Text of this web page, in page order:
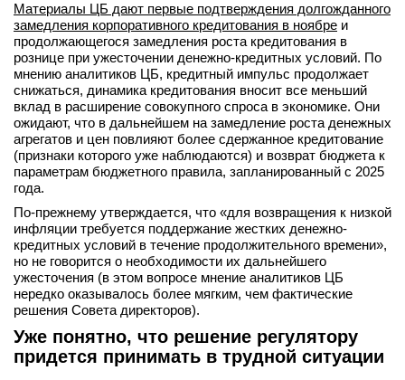
Материалы ЦБ дают первые подтверждения долгожданного
замедления корпоративного кредитования в ноябре и
продолжающегося замедления роста кредитования в
рознице при ужесточении денежно-кредитных условий. По
мнению аналитиков ЦБ, кредитный импульс продолжает
снижаться, динамика кредитования вносит все меньший
вклад в расширение совокупного спроса в экономике. Они
ожидают, что в дальнейшем на замедление роста денежных
агрегатов и цен повлияют более сдержанное кредитование
(признаки которого уже наблюдаются) и возврат бюджета к
параметрам бюджетного правила, запланированный с 2025
года.
По-прежнему утверждается, что «для возвращения к низкой
инфляции требуется поддержание жестких денежно-
кредитных условий в течение продолжительного времени»,
но не говорится о необходимости их дальнейшего
ужесточения (в этом вопросе мнение аналитиков ЦБ
нередко оказывалось более мягким, чем фактические
решения Совета директоров).
Уже понятно, что решение регулятору
придется принимать в трудной ситуации